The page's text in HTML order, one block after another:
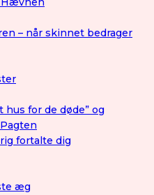
– når skinnet bedrager
hus for de døde” og
fortalte dig
æg